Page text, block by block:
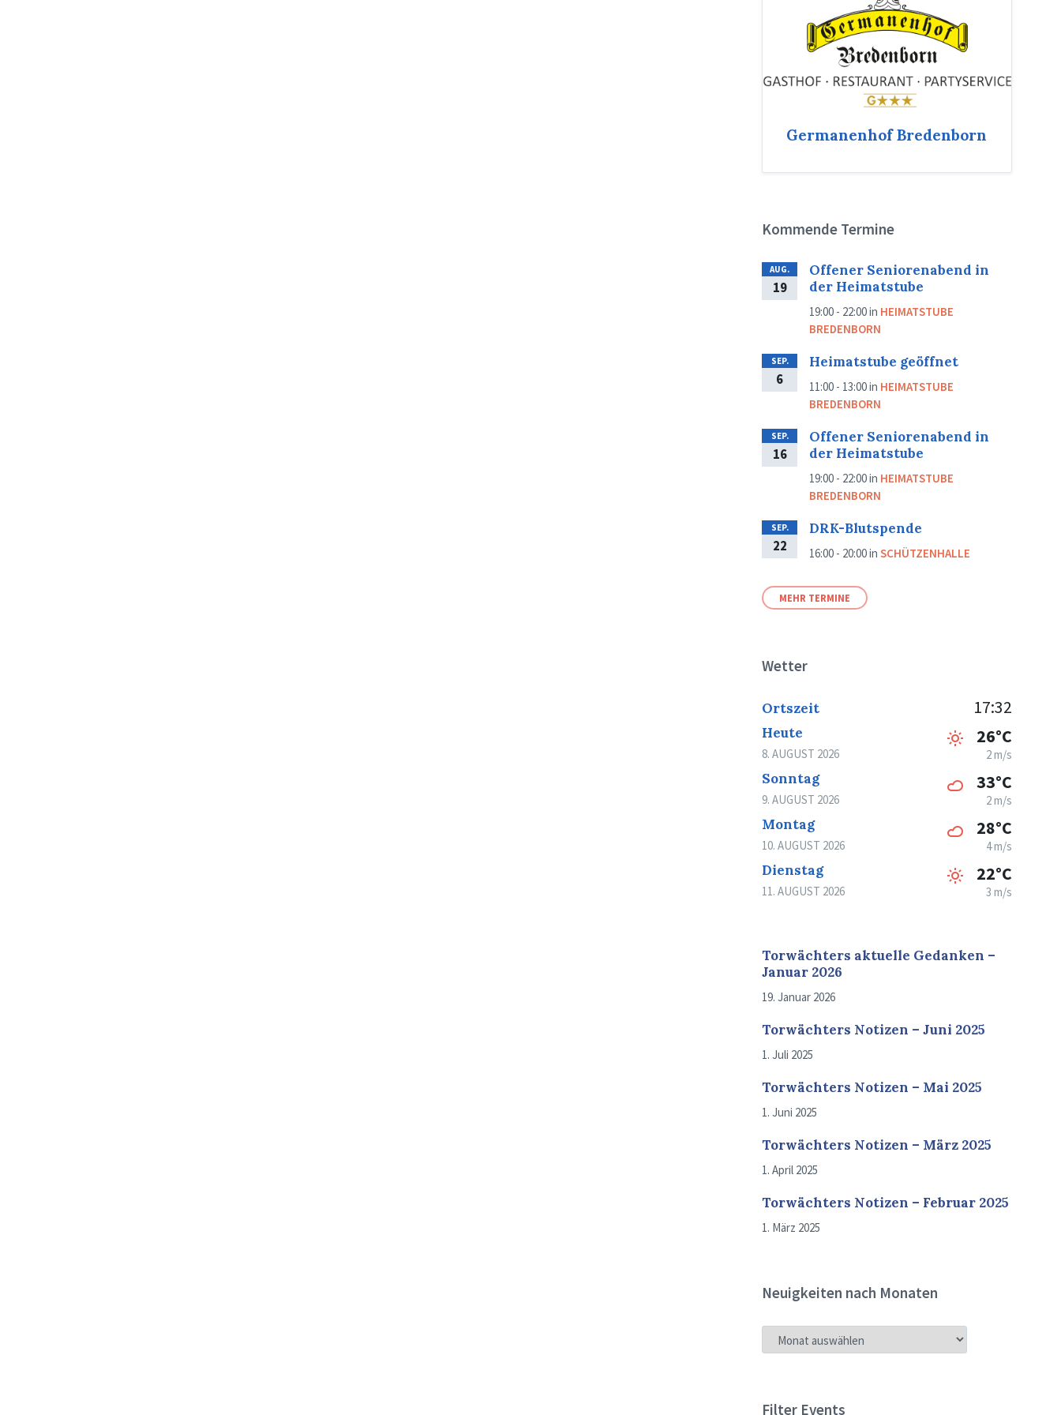
Germanenhof Bredenborn
Kommende Termine
AUG.
19
Offener Seniorenabend in
der Heimatstube
19:00 - 22:00in HEIMATSTUBE
BREDENBORN
SEP.
6
Heimatstube geöffnet
11:00 - 13:00in HEIMATSTUBE
BREDENBORN
SEP.
16
Offener Seniorenabend in
der Heimatstube
19:00 - 22:00in HEIMATSTUBE
BREDENBORN
SEP.
22
DRK-Blutspende
16:00 - 20:00inSCHÜTZENHALLE
MEHR TERMINE
Wetter
Ortszeit 17:32
Heute
8. AUGUST 2026
26°C
2 m/s
Sonntag
9. AUGUST 2026
33°C
2 m/s
Montag
10. AUGUST 2026
28°C
4 m/s
Dienstag
11. AUGUST 2026
22°C
3 m/s
Torwächters aktuelle Gedanken –
Januar 2026
19. Januar 2026
Torwächters Notizen – Juni 2025
1. Juli 2025
Torwächters Notizen – Mai 2025
1. Juni 2025
Torwächters Notizen – März 2025
1. April 2025
Torwächters Notizen – Februar 2025
1. März 2025
Neuigkeiten nach Monaten
NEUIGKEITEN
NACH
Filter Events